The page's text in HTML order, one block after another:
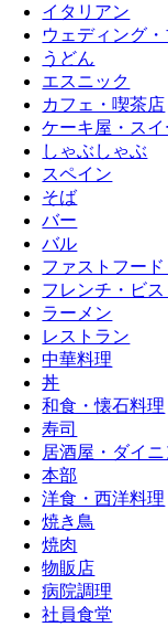
イタリアン
ウェディング
うどん
エスニック
カフェ・喫茶店
ケーキ屋・スイ
しゃぶしゃぶ
スペイン
そば
バー
バル
ファストフー
フレンチ・ビス
ラーメン
レストラン
中華料理
丼
和食・懐石料理
寿司
居酒屋・ダイ
本部
洋食・西洋料理
焼き鳥
焼肉
物販店
病院調理
社員食堂